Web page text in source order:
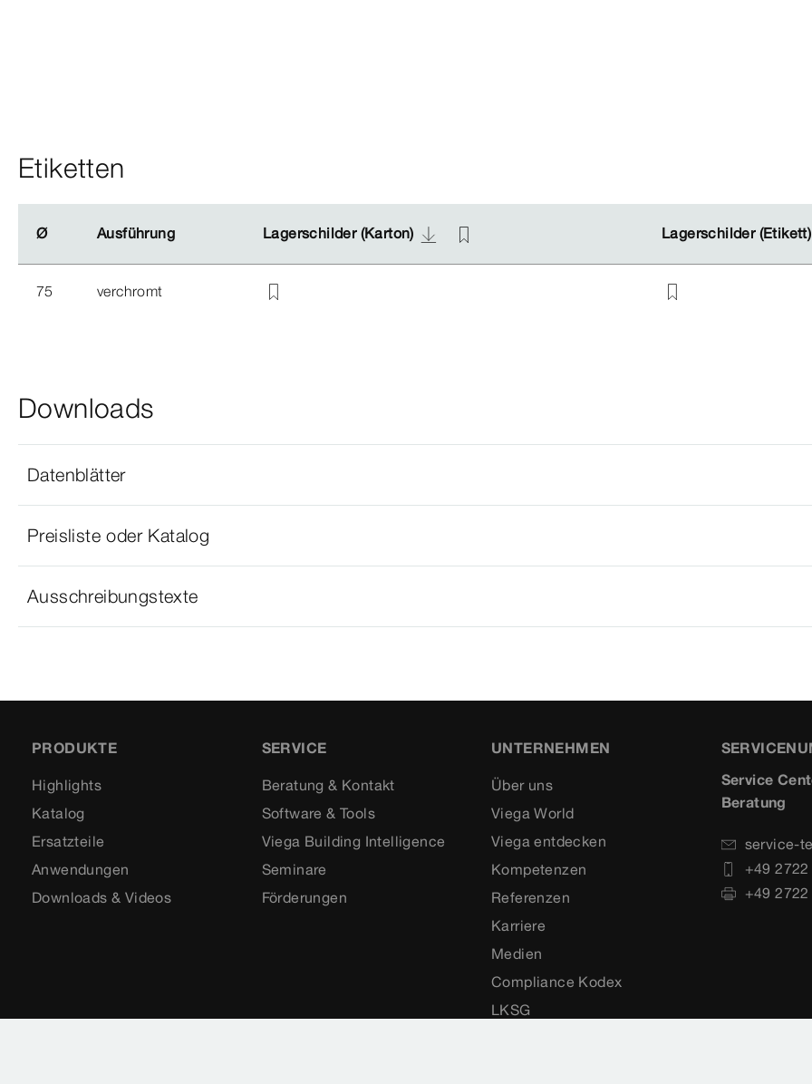
Etiketten
Ø Ausführung Lagerschilder (Karton) Lagerschilder (Etikett)
Ø Ausführung Lagerschilder (Karton) Lagerschilder (Etikett)
75 verchromt
Downloads
Datenblätter
Preisliste oder Katalog
Ausschreibungstexte
PRODUKTE
Highlights
Katalog
Ersatzteile
Anwendungen
Downloads & Videos
SERVICE
Beratung & Kontakt
Software & Tools
Viega Building Intelligence
Seminare
Förderungen
UNTERNEHMEN
Über uns
Viega World
Viega entdecken
Kompetenzen
Referenzen
Karriere
Medien
Compliance Kodex
LKSG
Service
Beratung
service-
+49
+49